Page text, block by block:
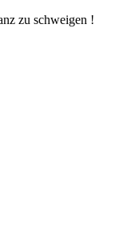
zu schweigen !